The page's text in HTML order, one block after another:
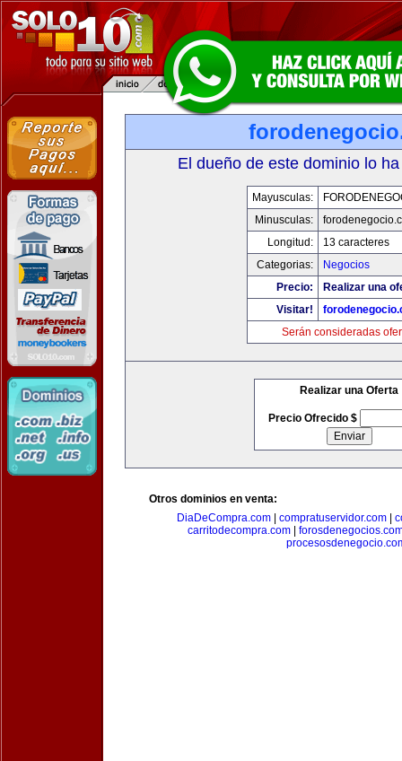
El dueño de este dominio lo
Mayusculas:
Minusculas:
Longitud:
13 caracteres
Categorias:
Negocios
Precio:
Realizar una
Visitar!
Serán consideradas
Realizar una Oferta
Precio Ofrecido $
Otros dominios en venta:
DiaDeCompra.com| compratuservidor.com|
carritodecompra.com|